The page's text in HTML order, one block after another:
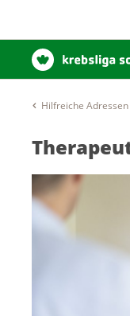
Hilfreiche Adressen